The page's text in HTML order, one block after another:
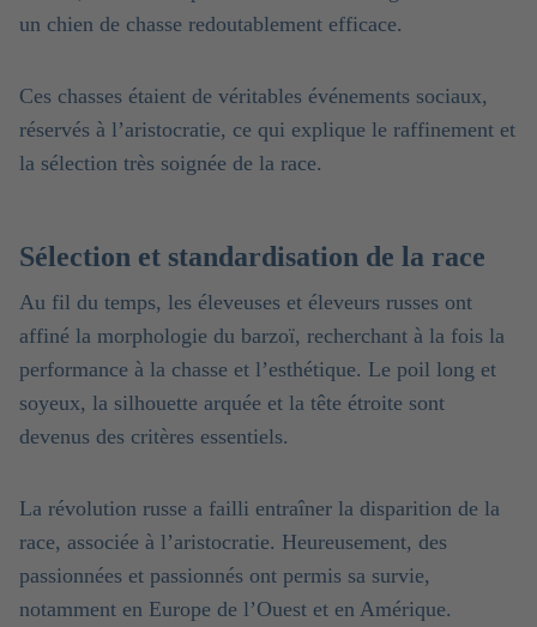
un chien de chasse redoutablement efficace.
Ces chasses étaient de véritables événements sociaux,
réservés à l’aristocratie, ce qui explique le raffinement et
la sélection très soignée de la race.
Sélection et standardisation de la race
Au fil du temps, les éleveuses et éleveurs russes ont
affiné la morphologie du barzoï, recherchant à la fois la
performance à la chasse et l’esthétique. Le poil long et
soyeux, la silhouette arquée et la tête étroite sont
devenus des critères essentiels.
La révolution russe a failli entraîner la disparition de la
race, associée à l’aristocratie. Heureusement, des
passionnées et passionnés ont permis sa survie,
notamment en Europe de l’Ouest et en Amérique.